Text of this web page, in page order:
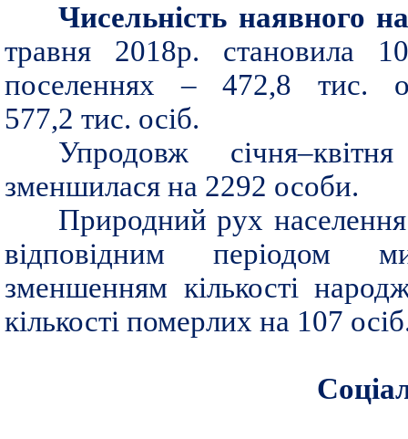
Чисельність наявного
травня 2018р. становила
поселеннях – 472,8 тис.
577,2 тис. осіб.
Упродовж
зменшилася на 2292 особи.
Природний рух населення
відповідним періодом
зменшенням кількості
кількості померлих на 107